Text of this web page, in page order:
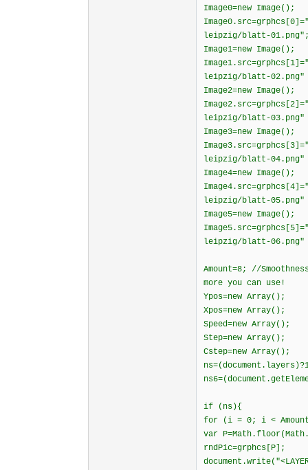
Image0=new Image();
leipzig/blatt-
Image1=new Image();
leipzig/blatt-02.png"
Image2=new Image();
leipzig/blatt-03.png"
Image3=new Image();
leipzig/blatt-04.png"
Image4=new Image();
leipzig/blatt-05.png"
Image5=new Image();
leipzig/blatt-06.png"
Amount=8; //
more you can use!
Ypos=new Array();
Xpos=new Array();
Speed=new Array();
Step=new Array();
Cstep=new Array();
if (ns){
for (i = 0; i <
var
rndPic=grphcs[P];